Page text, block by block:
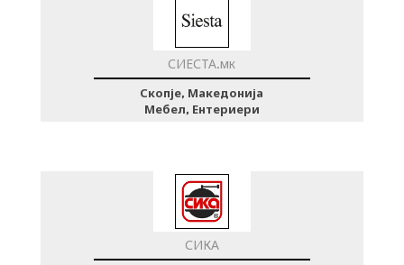
СИЕСТА.мк
Скопје, Македонија
Мебел, Ентериери
СИКА